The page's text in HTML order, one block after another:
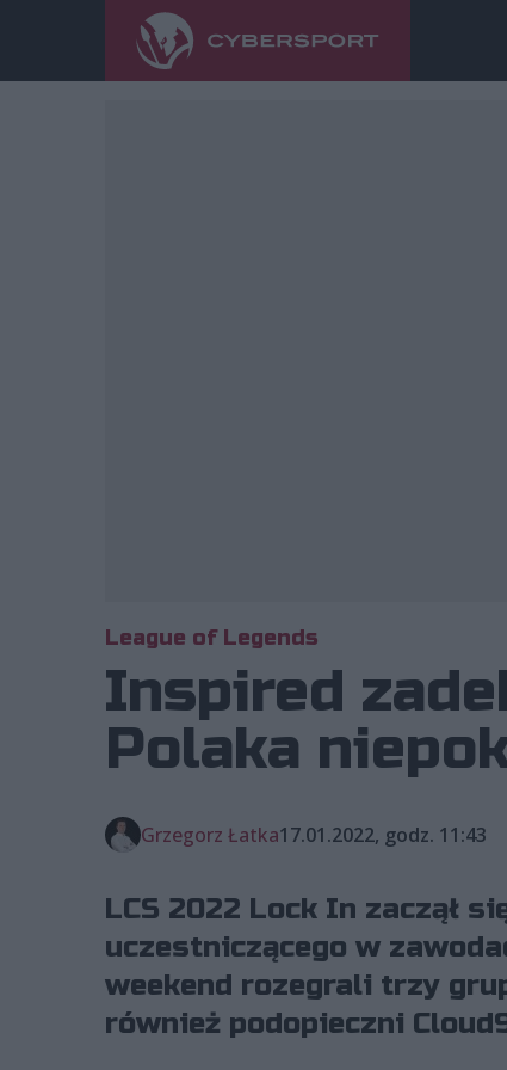
League of Legends
Inspired
Polaka
Grzegorz Łatka17.01.2022, godz. 11:43
LCS 2022 Lock In zaczął
uczestniczącego w
weekend rozegrali trzy
również podopieczni